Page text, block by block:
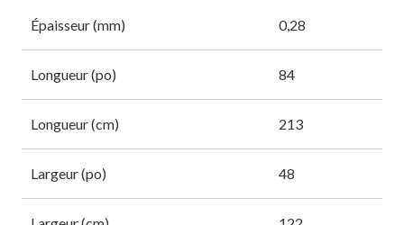
Épaisseur (mm) 0,28
Longueur (po) 84
Longueur (cm) 213
Largeur (po) 48